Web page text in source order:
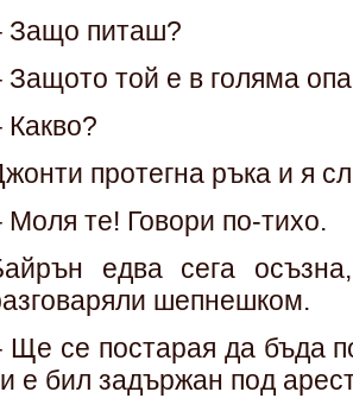
Защо питаш?
Защото той е в голяма
Какво?
протегна ръка и я
Моля те! Говори по-тихо.
едва сега
шепнешком.
Ще се постарая да бъда
е бил задържан под